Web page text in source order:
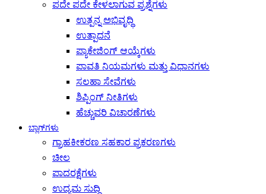
ಪದೇ ಪದೇ ಕೇಳಲಾಗುವ ಪ್ರಶ್ನೆಗಳು
ಉತ್ಪನ್ನ ಅಭಿವೃದ್ಧಿ
ಉತ್ಪಾದನೆ
ಪ್ಯಾಕೇಜಿಂಗ್ ಆಯ್ಕೆಗಳು
ಪಾವತಿ ನಿಯಮಗಳು ಮತ್ತು ವಿಧಾನಗಳು
ಸಲಹಾ ಸೇವೆಗಳು
ಶಿಪ್ಪಿಂಗ್ ನೀತಿಗಳು
ಹೆಚ್ಚುವರಿ ವಿಚಾರಣೆಗಳು
ಬ್ಲಾಗ್‌ಗಳು
ಗ್ರಾಹಕೀಕರಣ ಸಹಕಾರ ಪ್ರಕರಣಗಳು
ಚೀಲ
ಪಾದರಕ್ಷೆಗಳು
ಉದ್ಯಮ ಸುದ್ದಿ